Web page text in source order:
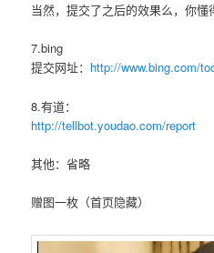
当然，提交了之后的效果么，你
7.bing
提交网址： http://www.bing.com/
8.有道：
http://tellbot.youdao.com/report
其他：省略
赠图一枚（首页隐藏）